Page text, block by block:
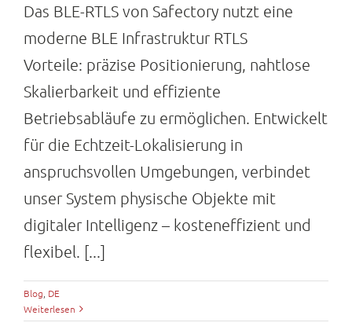
Das BLE-RTLS von Safectory nutzt eine
moderne BLE Infrastruktur RTLS
Vorteile: präzise Positionierung, nahtlose
Skalierbarkeit und effiziente
Betriebsabläufe zu ermöglichen. Entwickelt
für die Echtzeit-Lokalisierung in
anspruchsvollen Umgebungen, verbindet
unser System physische Objekte mit
digitaler Intelligenz – kosteneffizient und
flexibel. [...]
Blog DE
Weiterlesen